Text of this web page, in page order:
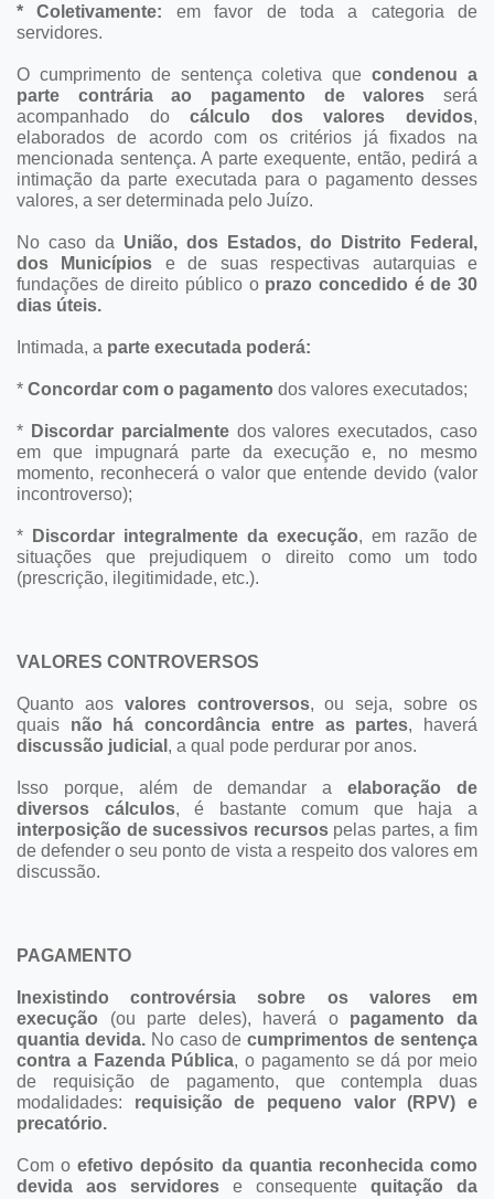
* Coletivamente: em favor de toda a categoria de
servidores.
O cumprimento de sentença coletiva quecondenou a
parte contrária ao pagamento de valores será
acompanhado docálculo dos valores devidos,
elaborados de acordo com os critérios já fixados na
mencionada sentença. A parte exequente, então, pedirá a
intimação da parte executada para o pagamento desses
valores, a ser determinada pelo Juízo.
No caso da União, dos Estados, do Distrito Federal,
dos Municípios e de suas respectivas autarquias e
fundações de direito público o prazo concedido é de 30
dias úteis.
Intimada, a parte executada poderá:
* Concordar com o pagamento dos valores executados;
* Discordar parcialmentedos valores executados, caso
em que impugnará parte da execução e, no mesmo
momento, reconhecerá o valor que entende devido (valor
incontroverso);
* Discordar integralmente da execução, em razão de
situações que prejudiquem o direito como um todo
(prescrição, ilegitimidade, etc.).
VALORES CONTROVERSOS
Quanto aos valores controversos, ou seja, sobre os
quais não há concordância entre as partes, haverá
discussão judicial , a qual pode perdurar por anos.
Isso porque, além de demandar aelaboração de
diversos cálculos, é bastante comum que haja a
interposição de sucessivos recursospelas partes, a fim
de defender o seu ponto de vista a respeito dos valores em
discussão.
PAGAMENTO
Inexistindo controvérsia sobre os valores em
execução (ou parte deles), haverá o pagamento da
quantia devida. No caso decumprimentos de sentença
contra a Fazenda Pública, o pagamento se dá por meio
de requisição de pagamento, que contempla duas
modalidades: requisição de pequeno valor (RPV) e
precatório.
Com oefetivo depósito da quantia reconhecida como
devida aos servidores e consequente quitação da